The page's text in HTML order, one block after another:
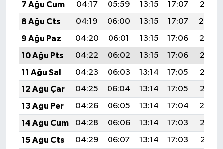
7 Ağu Cum
04:17 05:59 13:15 17:07
20:21
8 Ağu Cts
04:19 06:00 13:15 17:07
20:20
9 Ağu Paz
04:20 06:01 13:15 17:06
20:19
10 Ağu Pts
04:22 06:02 13:15 17:06
20:18
11 Ağu Sal
04:23 06:03 13:14 17:05
20:16
12 Ağu Çar
04:25 06:04 13:14 17:05
20:15
13 Ağu Per
04:26 06:05 13:14 17:04
20:14
14 Ağu Cum
04:28 06:06 13:14 17:03
20:12
15 Ağu Cts
04:29 06:07 13:14 17:03
20:11